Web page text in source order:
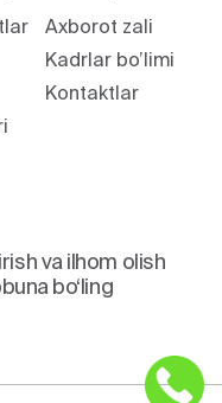
Axborot zali
Kadrlar bo’limi
Kontaktlar
va ilhom olish
bo‘ling